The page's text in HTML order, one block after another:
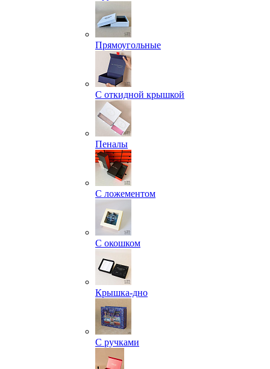
Прямоугольные
С откидной крышкой
Пеналы
С ложементом
С окошком
Крышка-дно
С ручками